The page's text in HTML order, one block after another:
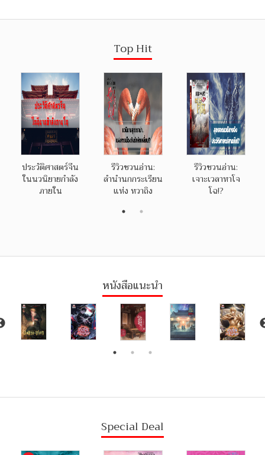
Top Hit
ประวัติศาสตร์จีน
ในนวนิยายกำลัง
ภายใน
รีวิวชวนอ่าน:
ลำนำนกกระเรียน
แห่ง หวาถิง
รีวิวชวนอ่าน:
เจาะเวลาหาโจ
โฉ!?
หนังสือแนะนำ
Special Deal